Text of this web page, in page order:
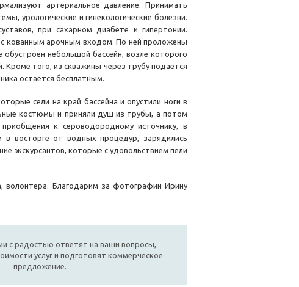
артериальное давление. Принимать
урологические и гинекологические болезни.
при сахарном диабете и гипертонии.
кованным арочным входом. По ней проложены
небольшой бассейн, возле которого
Кроме того, из скважины через трубу подается
остается бесплатным.
сели на край бассейна и опустили ноги в
костюмы и приняли душ из трубы, а потом
к сероводородному источнику, в
в восторге от водных процедур, зарядились
экскурсантов, которые с удовольствием пели
волонтера. Благодарим за фотографии Ирину
с радостью ответят на ваши вопросы,
услуг и подготовят коммерческое
предложение.